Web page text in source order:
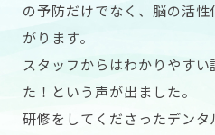
の予防だけでなく、脳の活
がります。
スタッフからはわかりやす
た！という声が出ました。
研修をしてくださったデンタ